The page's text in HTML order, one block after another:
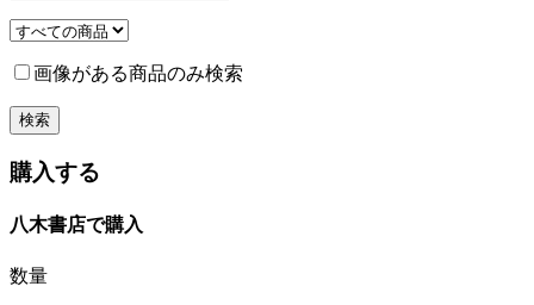
画像がある商品のみ検索
購入する
八木書店で購入
数量